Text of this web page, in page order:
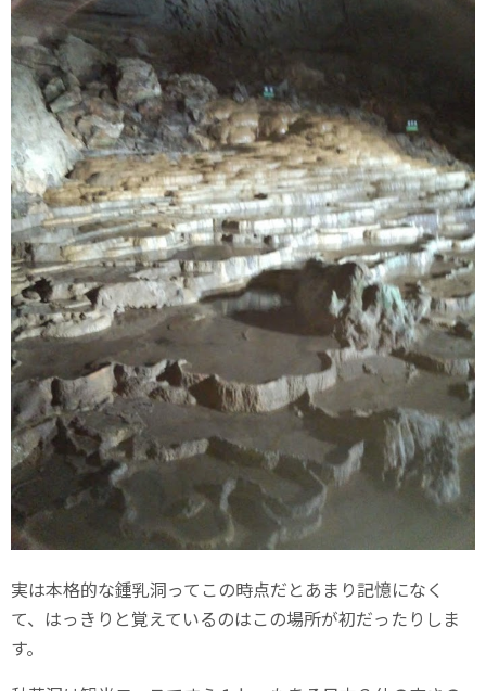
実は本格的な鍾乳洞ってこの時点だとあまり記憶になく
て、はっきりと覚えているのはこの場所が初だったりしま
す。